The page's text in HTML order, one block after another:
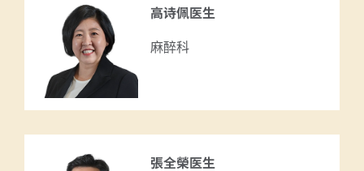
高诗佩医生
麻醉科
張全榮医生